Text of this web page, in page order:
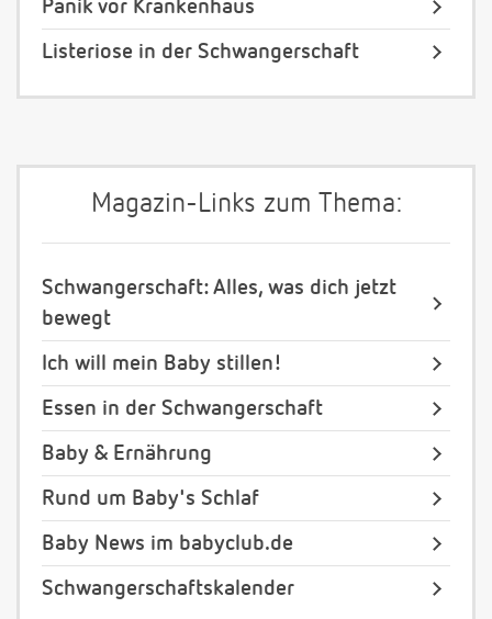
Panik vor Krankenhaus
Listeriose in der Schwangerschaft
Magazin-Links zum Thema:
Schwangerschaft: Alles, was dich jetzt
bewegt
Ich will mein Baby stillen!
Essen in der Schwangerschaft
Baby & Ernährung
Rund um Baby's Schlaf
Baby News im babyclub.de
Schwangerschaftskalender